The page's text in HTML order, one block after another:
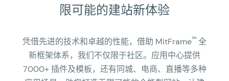
限可能的建站新体验
凭借先进的技术和卓越的性能，借助 MitFrame™ 全
新框架体系，我们不仅限于社区。应用中心提供
7000+插件及模板，还有同城、电商、直播等多种